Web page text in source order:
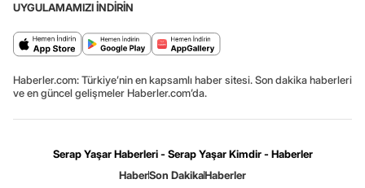
UYGULAMAMIZI İNDİRİN
Haberler.com: Türkiye’nin en kapsamlı haber sitesi. Son dakika haberleri
ve en güncel gelişmeler Haberler.com’da.
Serap Yaşar Haberleri - Serap Yaşar Kimdir - Haberler
HaberSon DakikaHaberler